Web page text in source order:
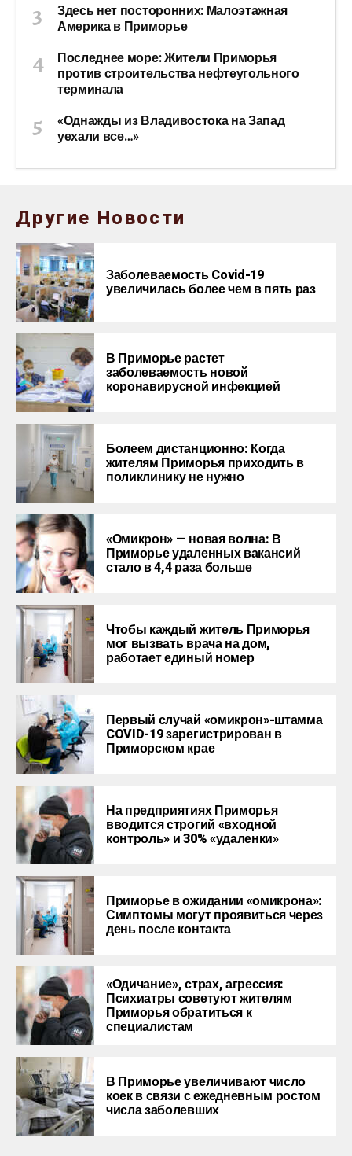
Здесь нет посторонних: Малоэтажная
Америка в Приморье
Последнее море: Жители Приморья
против строительства нефтеугольного
терминала
«Однажды из Владивостока на Запад
уехали все…»
Другие Новости
Заболеваемость Covid-19
увеличилась более чем в пять раз
В Приморье растет
заболеваемость новой
коронавирусной инфекцией
Болеем дистанционно: Когда
жителям Приморья приходить в
поликлинику не нужно
«Омикрон» — новая волна: В
Приморье удаленных вакансий
стало в 4,4 раза больше
Чтобы каждый житель Приморья
мог вызвать врача на дом,
работает единый номер
Первый случай «омикрон»-штамма
COVID-19 зарегистрирован в
Приморском крае
На предприятиях Приморья
вводится строгий «входной
контроль» и 30% «удаленки»
Приморье в ожидании «омикрона»:
Симптомы могут проявиться через
день после контакта
«Одичание», страх, агрессия:
Психиатры советуют жителям
Приморья обратиться к
специалистам
В Приморье увеличивают число
коек в связи с ежедневным ростом
числа заболевших